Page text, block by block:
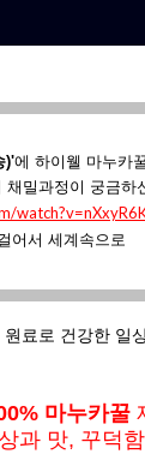
)'에 하이웰 마누카
밀과정이 궁금하
어서 세계속으로
료로 건강한 일
마누카꿀
과 맛, 꾸덕